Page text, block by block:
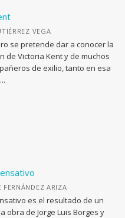
VEGA
se pretende dar a conocer la
de Victoria Kent y de muchos
de exilio, tanto en esa
FERNÁNDEZ ARIZA
es el resultado de un
obra de Jorge Luis Borges y